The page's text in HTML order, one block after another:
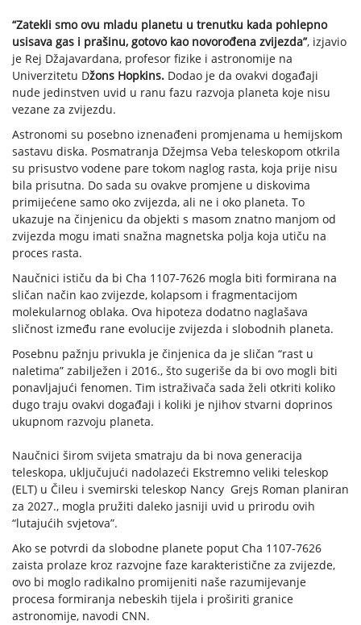
“Zatekli smo ovu mladu planetu u trenutku kada pohlepno
usisava gas i prašinu, gotovo kao novorođena zvijezda”, izjavio
je Rej Džajavardana, profesor fizike i astronomije na
Univerzitetu Džons Hopkins. Dodao je da ovakvi događaji
nude jedinstven uvid u ranu fazu razvoja planeta koje nisu
vezane za zvijezdu.
Astronomi su posebno iznenađeni promjenama u hemijskom
sastavu diska. Posmatranja Džejmsa Veba teleskopom otkrila
su prisustvo vodene pare tokom naglog rasta, koja prije nisu
bila prisutna. Do sada su ovakve promjene u diskovima
primijećene samo oko zvijezda, ali ne i oko planeta. To
ukazuje na činjenicu da objekti s masom znatno manjom od
zvijezda mogu imati snažna magnetska polja koja utiču na
proces rasta.
Naučnici ističu da bi Cha 1107-7626 mogla biti formirana na
sličan način kao zvijezde, kolapsom i fragmentacijom
molekularnog oblaka. Ova hipoteza dodatno naglašava
sličnost između rane evolucije zvijezda i slobodnih planeta.
Posebnu pažnju privukla je činjenica da je sličan “rast u
naletima” zabilježen i 2016., što sugeriše da bi ovo mogli biti
ponavljajući fenomen. Tim istraživača sada želi otkriti koliko
dugo traju ovakvi događaji i koliki je njihov stvarni doprinos
ukupnom razvoju planeta.
Naučnici širom svijeta smatraju da bi nova generacija
teleskopa, uključujući nadolazeći Ekstremno veliki teleskop
(ELT) u Čileu i svemirski teleskop Nancy Grejs Roman planiran
za 2027., mogla pružiti daleko jasniji uvid u prirodu ovih
“lutajućih svjetova”.
Ako se potvrdi da slobodne planete poput Cha 1107-7626
zaista prolaze kroz razvojne faze karakteristične za zvijezde,
ovo bi moglo radikalno promijeniti naše razumijevanje
procesa formiranja nebeskih tijela i proširiti granice
astronomije, navodi CNN.